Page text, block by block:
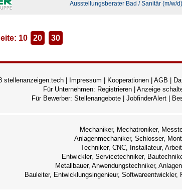
Ausstellungsberater Bad / Sanitär (m/w/d)
10 20 30
stellenanzeigen.tech | Impressum | Kooperationen | AGB |
Für Unternehmen: Registrieren| Anzeige
Für Bewerber: Stellenangebote| JobfinderAlert|
Mechaniker, Mechatroniker,
Anlagenmechaniker, Schlosser,
Techniker, CNC, Installateur,
Entwickler, Servicetechniker,
Metallbauer, Anwendungstechniker,
Bauleiter, Entwicklungsingenieur,